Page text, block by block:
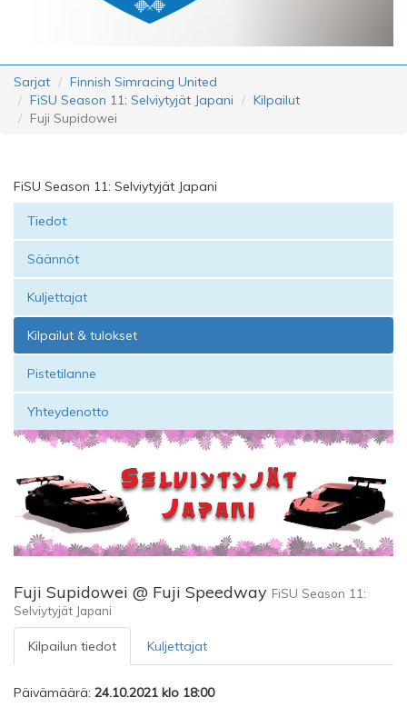
Sarjat
Finnish Simracing United
FiSU Season 11: Selviytyjät Japani
Kilpailut
Fuji Supidowei
FiSU Season 11: Selviytyjät Japani
Tiedot
Säännöt
Kuljettajat
Kilpailut & tulokset
Pistetilanne
Yhteydenotto
Fuji Supidowei @ Fuji Speedway FiSU Season 11:
Selviytyjät Japani
Kilpailun tiedot Kuljettajat
Päivämäärä: 24.10.2021 klo 18:00